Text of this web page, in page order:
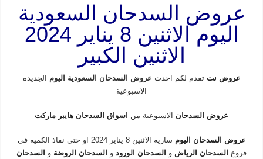
عروض السدحان السعودية
اليوم الاثنين 8 يناير 2024
الاثنين الكبير
عروض نتتقدم لكم احدث عروض السدحان السعودية اليوم الجديدة
الاسبوعية
عروض السدحانالاسبوعية من اسواق السدحان هايبر ماركت
عروض السدحان اليوم
سارية الاثنين 8 يناير 2024 او حتى نفاذ الكمية فى
فروع السدحان الرياضو السدحان الورودو السدحان الروضةو السدحان